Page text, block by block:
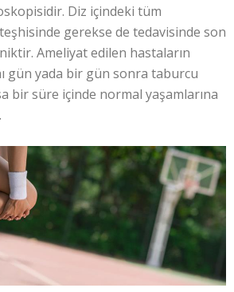
Diz içindeki tüm
gerekse de tedavisinde son
Ameliyat edilen hastaların
gün yada bir gün sonra taburcu
bir süre içinde normal yaşamlarına